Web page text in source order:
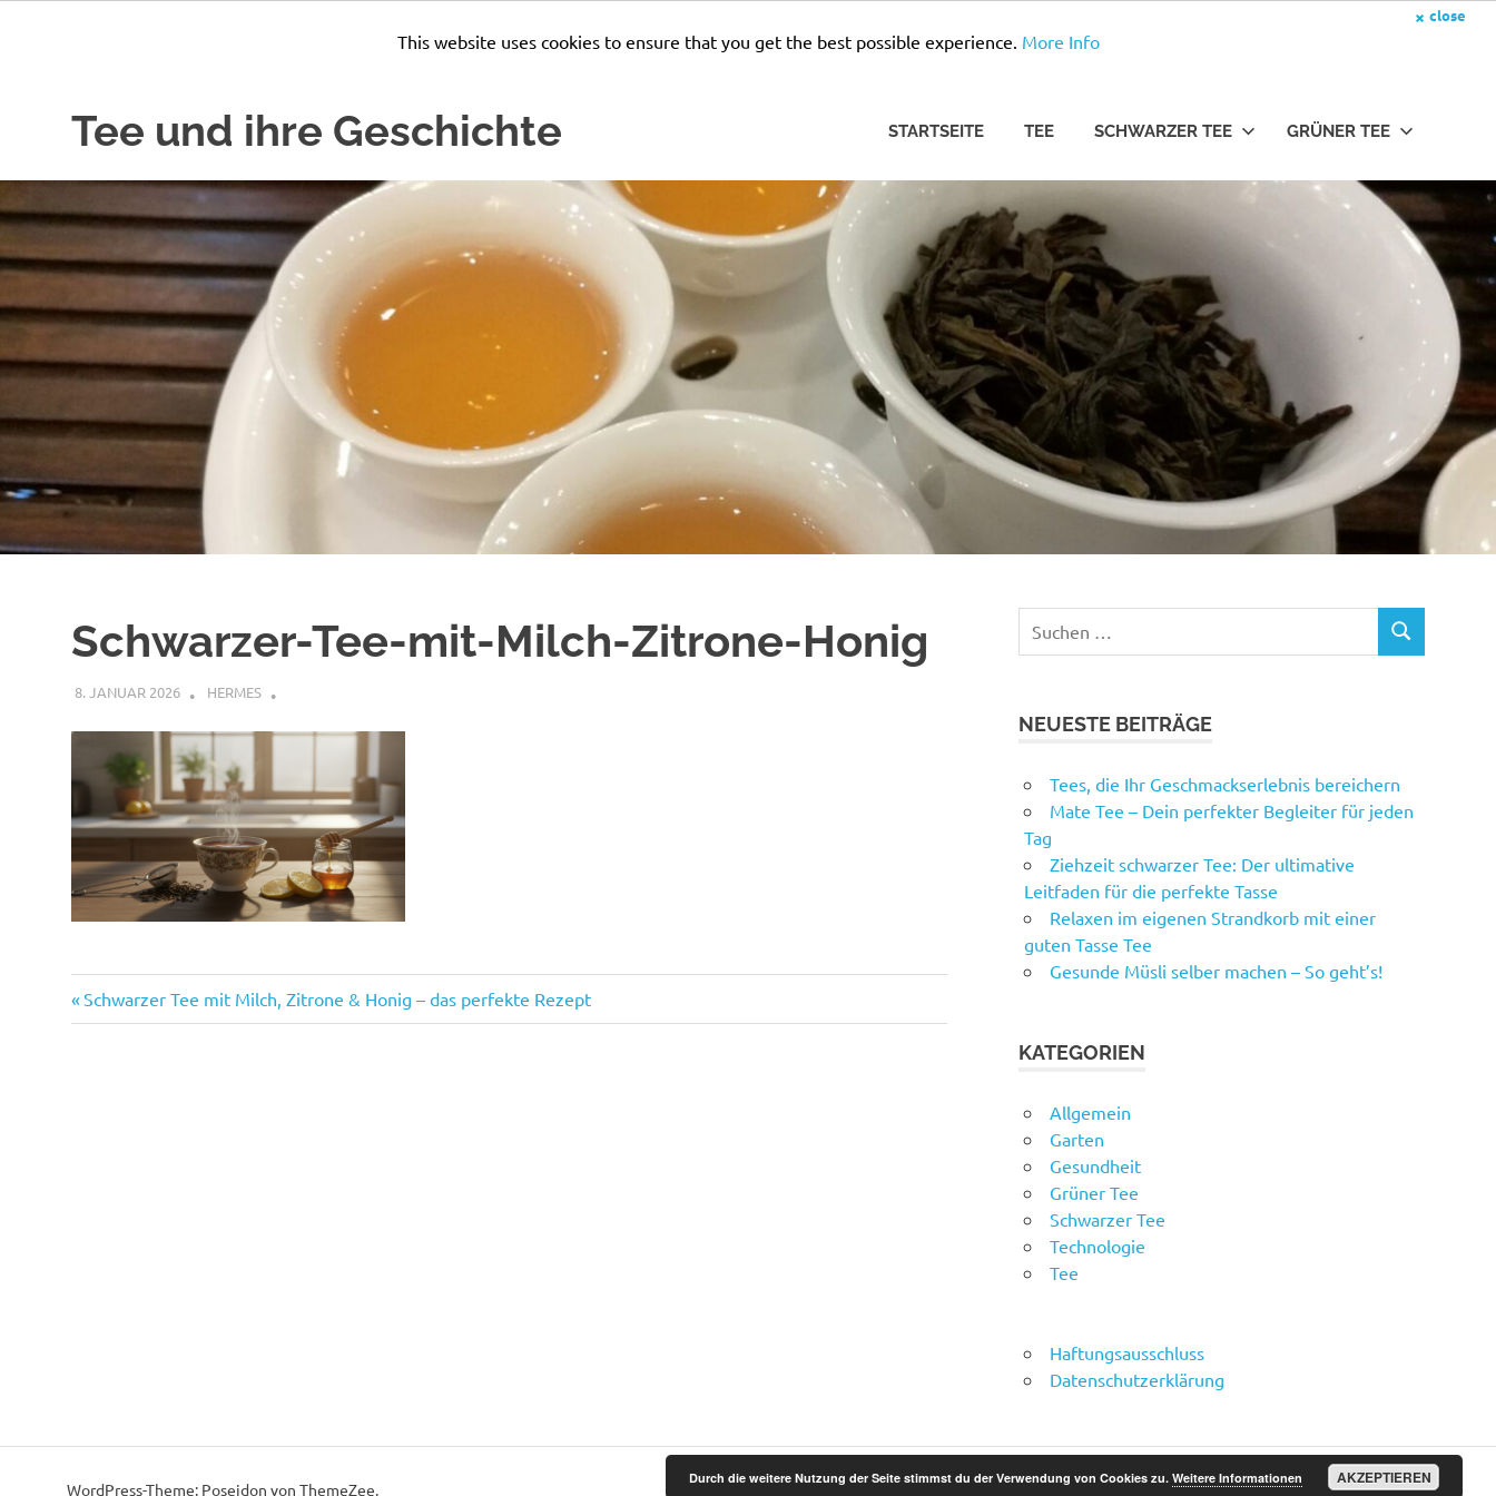
× close
This website uses cookies to ensure that you get the best possible experience. More Info
Tee und ihre Geschichte
Jahrhunderten
wird
zubereitet
STARTSEITE TEE SCHWARZER TEE GRÜNER TEE
Schwarzer-Tee-mit-Milch-Zitrone-Honig
8. JANUAR 2026 HERMES
Beitragsnavigation
Vorheriger
Beitrag:
Schwarzer Tee mit Milch, Zitrone & Honig – das perfekte Rezept
nach:
SUCHEN
NEUESTE BEITRÄGE
Tees, die Ihr Geschmackserlebnis bereichern
Mate Tee – Dein perfekter Begleiter für jeden
Tag
Ziehzeit schwarzer Tee: Der ultimative
Leitfaden für die perfekte Tasse
Relaxen im eigenen Strandkorb mit einer
guten Tasse Tee
Gesunde Müsli selber machen – So geht’s!
KATEGORIEN
Allgemein
Garten
Gesundheit
Grüner Tee
Schwarzer Tee
Technologie
Tee
Haftungsausschluss
Datenschutzerklärung
WordPress-Theme: Poseidon von ThemeZee.
Durch die weitere Nutzung der Seite stimmst du der Verwendung von Cookies zu. Weitere Informationen AKZEPTIEREN